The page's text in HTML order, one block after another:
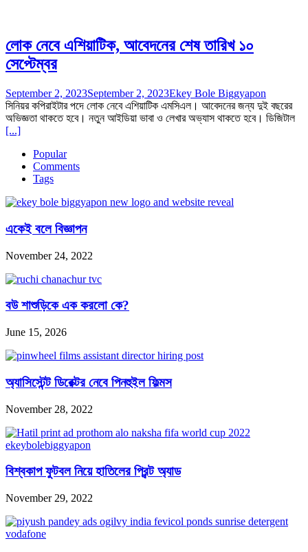
লোক নেবে এশিয়াটিক, আবেদনের শেষ তারিখ ১০
সেপ্টেম্বর
September 2, 2023September 2, 2023Ekey Bole Biggyapon
সিনিয়র কপিরাইটার পদে লোক নেবে এশিয়াটিক এমসিএল। আবেদনের জন্য দুই বছরের
অভিজ্ঞতা থাকতে হবে। নতুন আইডিয়া ভাবা ও লেখার অভ্যাস থাকতে হবে। ডিজিটাল
[...]
Popular
Comments
Tags
একেই বলে বিজ্ঞাপন
November 24, 2022
বউ শাশুড়িকে এক করলো কে?
June 15, 2026
অ্যাসিস্টেন্ট ডিরেক্টর নেবে পিনহুইল ফিল্মস
November 28, 2022
বিশ্বকাপ ফুটবল নিয়ে হাতিলের প্রিন্ট অ্যাড
November 29, 2022